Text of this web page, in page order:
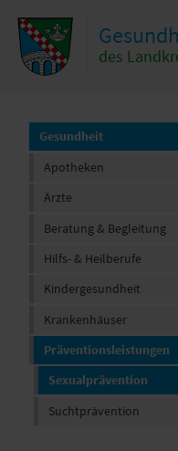
des
Gesundheit
Apotheken
Ärzte
Beratung & Begleitung
Hilfs- & Heilberufe
Kindergesundheit
Krankenhäuser
Präventionsleistungen
Sexualprävention
Suchtprävention